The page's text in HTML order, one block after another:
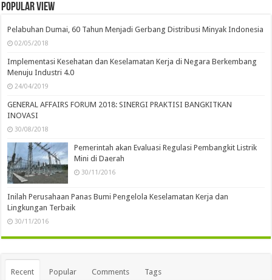
Popular view
Pelabuhan Dumai, 60 Tahun Menjadi Gerbang Distribusi Minyak Indonesia
02/05/2018
Implementasi Kesehatan dan Keselamatan Kerja di Negara Berkembang
Menuju Industri 4.0
24/04/2019
GENERAL AFFAIRS FORUM 2018: SINERGI PRAKTISI BANGKITKAN
INOVASI
30/08/2018
Pemerintah akan Evaluasi Regulasi Pembangkit Listrik
Mini di Daerah
30/11/2016
Inilah Perusahaan Panas Bumi Pengelola Keselamatan Kerja dan
Lingkungan Terbaik
30/11/2016
Recent Popular Comments Tags